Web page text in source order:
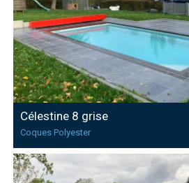
Célestine 8 grise
Coques Polyester